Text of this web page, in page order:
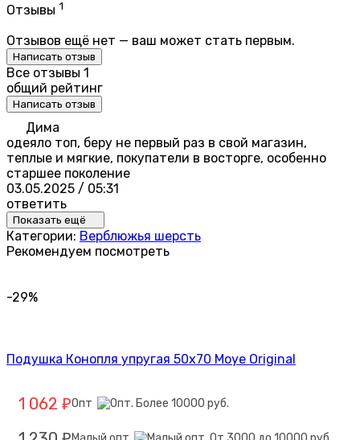
Отзывы 1
Отзывов ещё нет — ваш может стать первым.
Написать отзыв
Все отзывы 1
общий рейтинг
Написать отзыв
Дима
одеяло топ, беру не первый раз в свой магазин,
теплые и мягкие, покупатели в восторге, особенно
старшее поколение
03.05.2025 / 05:31
ответить
Показать ещё
Категории: Верблюжья шерсть
Рекомендуем посмотреть
-29%
Подушка Конопля упругая 50х70 Moye Original
1 062 ₽Опт